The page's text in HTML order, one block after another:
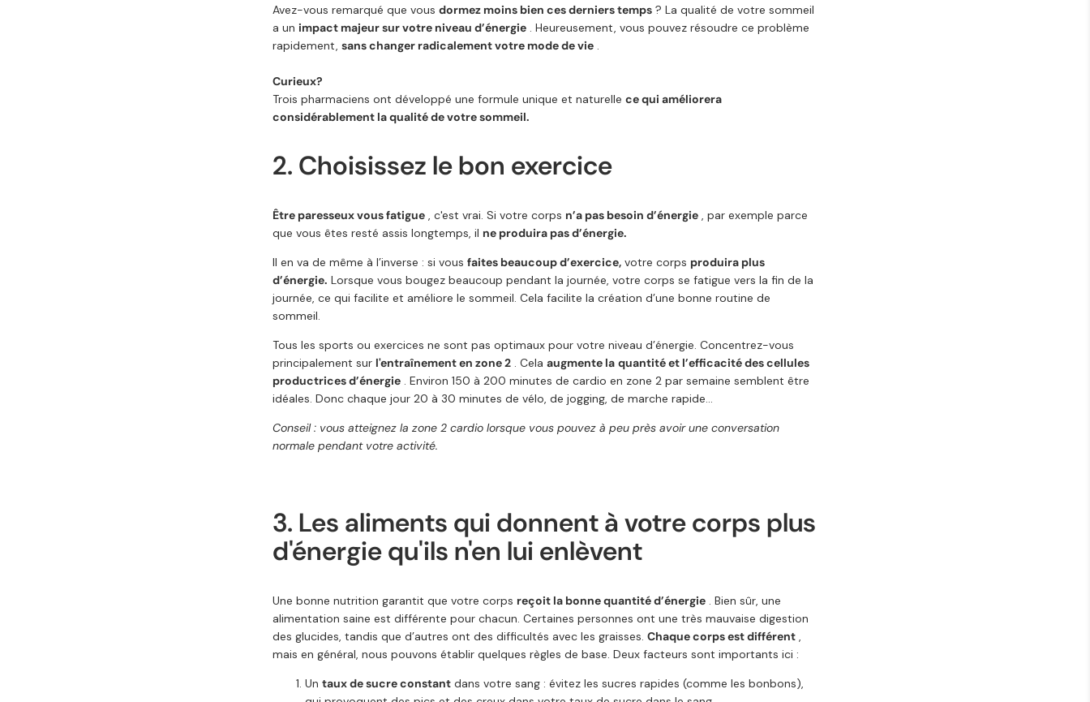
Avez-vous remarqué que vous dormez moins bien ces derniers temps ? La qualité de votre sommeil
a un impact majeur sur votre niveau d’énergie . Heureusement, vous pouvez résoudre ce problème
rapidement, sans changer radicalement votre mode de vie .
Curieux?
Trois pharmaciens ont développé une formule unique et naturelle ce qui améliorera
considérablement la qualité de votre sommeil.
2. Choisissez le bon exercice
Être paresseux vous fatigue , c'est vrai. Si votre corps n’a pas besoin d’énergie , par exemple parce
que vous êtes resté assis longtemps, il ne produira pas d’énergie.
Il en va de même à l’inverse : si vous faites beaucoup d’exercice, votre corps produira plus
d’énergie. Lorsque vous bougez beaucoup pendant la journée, votre corps se fatigue vers la fin de la
journée, ce qui facilite et améliore le sommeil. Cela facilite la création d’une bonne routine de
sommeil.
Tous les sports ou exercices ne sont pas optimaux pour votre niveau d’énergie. Concentrez-vous
principalement sur l'entraînement en zone 2 . Cela augmente la quantité et l’efficacité des cellules
productrices d’énergie . Environ 150 à 200 minutes de cardio en zone 2 par semaine semblent être
idéales. Donc chaque jour 20 à 30 minutes de vélo, de jogging, de marche rapide...
Conseil : vous atteignez la zone 2 cardio lorsque vous pouvez à peu près avoir une conversation
normale pendant votre activité.
3. Les aliments qui donnent à votre corps plus
d'énergie qu'ils n'en lui enlèvent
Une bonne nutrition garantit que votre corps reçoit la bonne quantité d’énergie . Bien sûr, une
alimentation saine est différente pour chacun. Certaines personnes ont une très mauvaise digestion
des glucides, tandis que d’autres ont des difficultés avec les graisses. Chaque corps est différent ,
mais en général, nous pouvons établir quelques règles de base. Deux facteurs sont importants ici :
Un taux de sucre constant dans votre sang : évitez les sucres rapides (comme les bonbons),